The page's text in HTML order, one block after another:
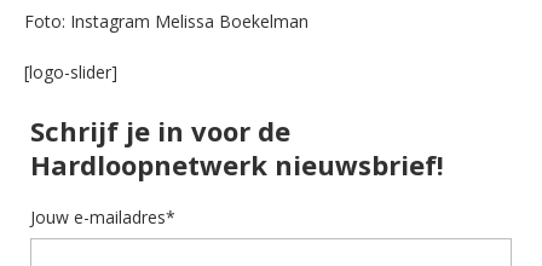
Foto: Instagram Melissa Boekelman
[logo-slider]
Schrijf je in voor de
Hardloopnetwerk nieuwsbrief!
Jouw e-mailadres*